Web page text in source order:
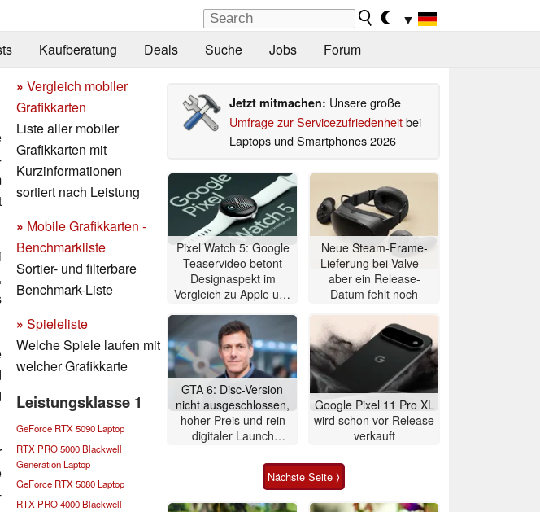
▼
Kaufberatung Deals Suche Jobs Forum
» Vergleich mobiler
Grafikkarten
Liste aller mobiler
Grafikkarten mit
Kurzinformationen
sortiert nach Leistung
» Mobile Grafikkarten -
Benchmarkliste
Sortier- und filterbare
Benchmark-Liste
» Spieleliste
Welche Spiele laufen mit
welcher Grafikkarte
Leistungsklasse 1
GeForce RTX 5090 Laptop
RTX PRO 5000 Blackwell
Generation Laptop
GeForce RTX 5080 Laptop
RTX PRO 4000 Blackwell
Jetzt mitmachen: Unsere große
Umfrage zur Servicezufriedenheitbei
Laptops und Smartphones 2026
Pixel Watch 5: Google
Teaservideo betont
Designaspekt im
Vergleich zu Apple und
Neue Steam-Frame-
Lieferung bei Valve –
aber ein Release-
Datum fehlt noch
GTA 6: Disc-Version
nicht ausgeschlossen,
hoher Preis und rein
digitaler Launch
Google Pixel 11 Pro XL
wird schon vor Release
verkauft
Nächste Seite ⟩